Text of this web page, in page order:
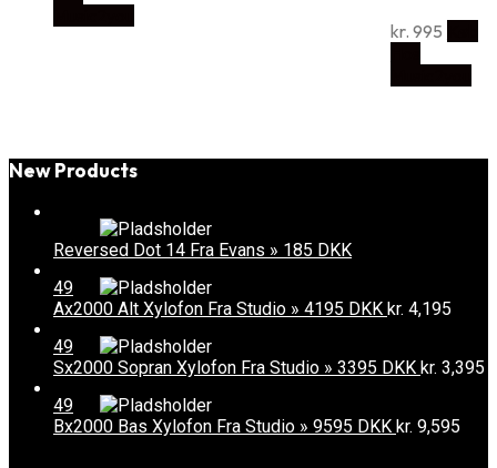
kr. 995
New Products
Reversed Dot 14 Fra Evans » 185 DKK
49
Ax2000 Alt Xylofon Fra Studio » 4195 DKK kr. 4,195
49
Sx2000 Sopran Xylofon Fra Studio » 3395 DKK kr. 3,395
49
Bx2000 Bas Xylofon Fra Studio » 9595 DKK kr. 9,595